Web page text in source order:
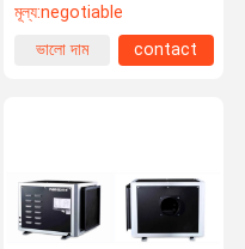
মূল্য:negotiable
ভালো দাম
contact